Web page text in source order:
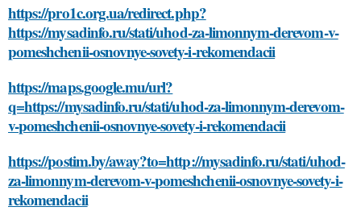
https://pro1c.org.ua/redirect.php?
https://mysadinfo.ru/stati/uhod-za-limonnym-derevom-v-
pomeshchenii-osnovnye-sovety-i-rekomendacii
https://maps.google.mu/url?
q=https://mysadinfo.ru/stati/uhod-za-limonnym-derevom-
v-pomeshchenii-osnovnye-sovety-i-rekomendacii
https://postim.by/away?to=http://mysadinfo.ru/stati/uhod-
za-limonnym-derevom-v-pomeshchenii-osnovnye-sovety-i-
rekomendacii